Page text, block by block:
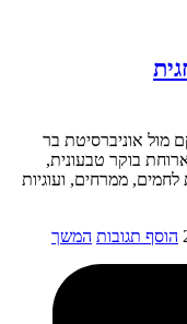
מול אוניברסיטת בר
ארוחת בוקר טבעונית,
ממרחים, ועוגיות
הוסף תגובות המשך